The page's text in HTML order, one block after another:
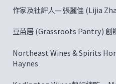
作家及社評人— 張麗佳 (Lijia
豆苗居 (Grassroots Pantry) 創
Northeast Wines & Spirits
Haynes